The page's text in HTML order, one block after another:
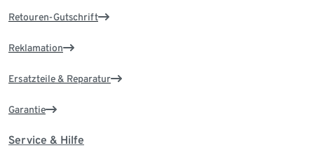
Retouren-Gutschrift
Reklamation
Ersatzteile & Reparatur
Garantie
Service & Hilfe